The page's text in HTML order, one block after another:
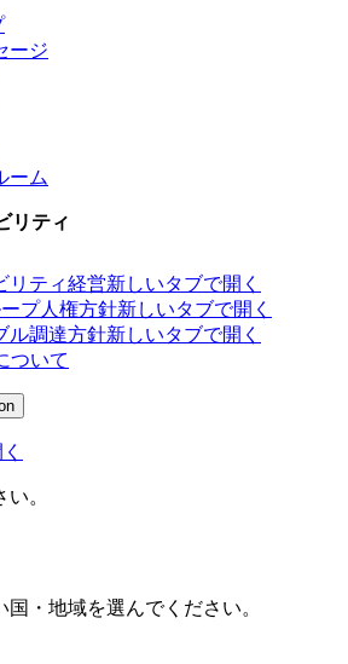
ージ
ーム
リティ
リティ経営新しいタブで開く
プ人権方針新しいタブで開く
ル調達方針新しいタブで開く
ついて
。
・地域を選んでください。